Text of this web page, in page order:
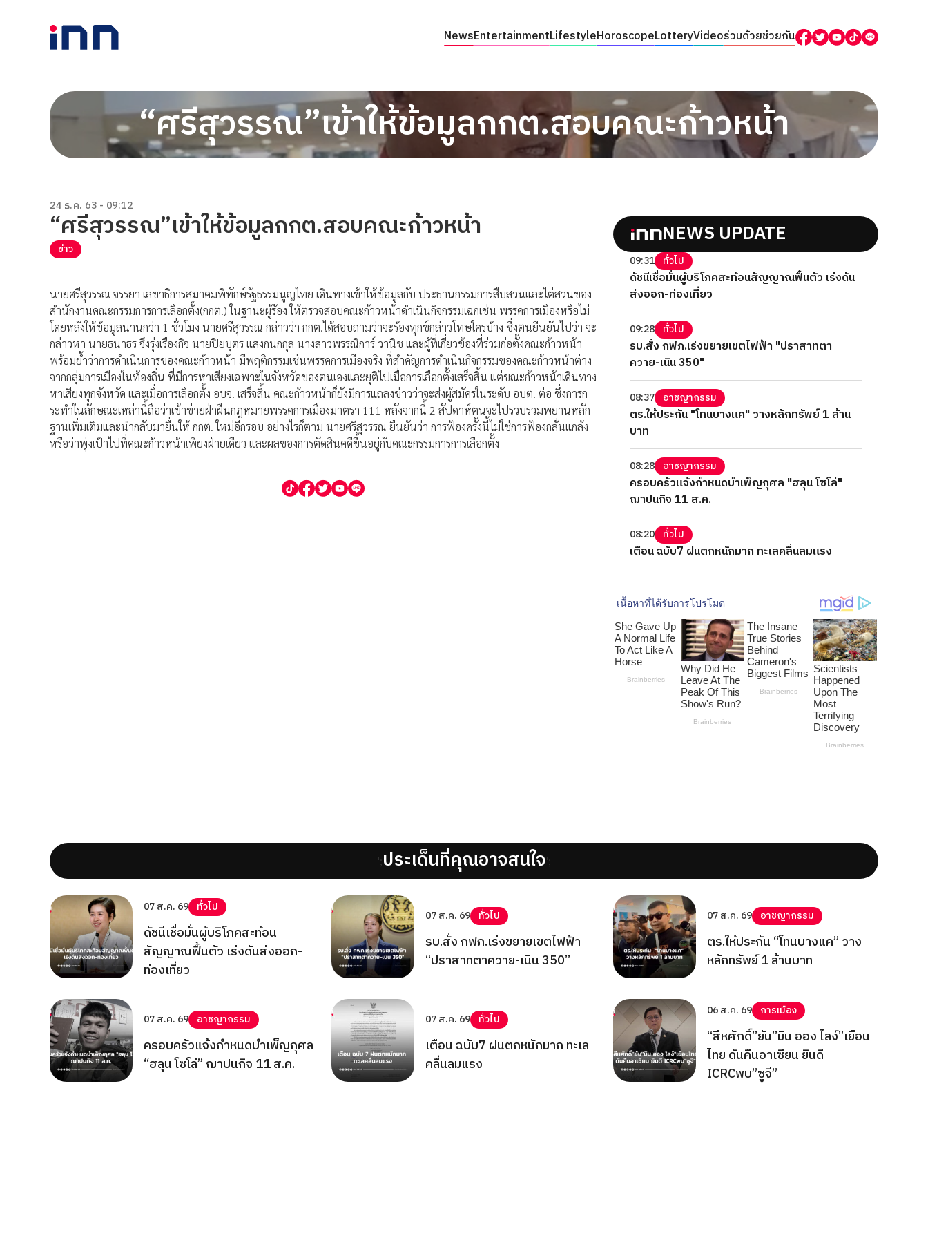
NewsEntertainmentLifestyleHoroscopeLotteryVideoร่วมด้วยช่วยกัน
“ศรีสุวรรณ”เข้าให้ข้อมูลกกต.สอบคณะก้าวหน้า
24 ธ.ค. 63 - 09:12
“ศรีสุวรรณ”เข้าให้ข้อมูลกกต.สอบคณะก้าวหน้า
ข่าว
นายศรีสุวรรณ จรรยา เลขาธิการสมาคมพิทักษ์รัฐธรรมนูญไทย เดินทางเข้าให้ข้อมูลกับ ประธานกรรมการสืบสวนและไต่สวนของ
สำนักงานคณะกรรมการการเลือกตั้ง(กกต.) ในฐานะผู้ร้อง ให้ตรวจสอบคณะก้าวหน้าดำเนินกิจกรรมเฉกเช่น พรรคการเมืองหรือไม่
โดยหลังให้ข้อมูลนานกว่า 1 ชั่วโมง นายศรีสุวรรณ กล่าวว่า กกต.ได้สอบถามว่าจะร้องทุกข์กล่าวโทษใครบ้าง ซึ่งตนยืนยันไปว่า จะ
กล่าวหา นายธนาธร จึงรุ่งเรืองกิจ นายปิยบุตร แสงกนกกุล นางสาวพรรณิการ์ วานิช และผู้ที่เกี่ยวข้องที่ร่วมก่อตั้งคณะก้าวหน้า
พร้อมย้ำว่าการดำเนินการของคณะก้าวหน้า มีพฤติกรรมเช่นพรรคการเมืองจริง ที่สำคัญการดำเนินกิจกรรมของคณะก้าวหน้าต่าง
จากกลุ่มการเมืองในท้องถิ่น ที่มีการหาเสียงเฉพาะในจังหวัดของตนเองและยุติไปเมื่อการเลือกตั้งเสร็จสิ้น แต่ขณะก้าวหน้าเดินทาง
หาเสียงทุกจังหวัด และเมื่อการเลือกตั้ง อบจ. เสร็จสิ้น คณะก้าวหน้าก็ยังมีการแถลงข่าวว่าจะส่งผู้สมัครในระดับ อบต. ต่อ ซึ่งการก
ระทำในลักษณะเหล่านี้ถือว่าเข้าข่ายฝ่าฝืนกฎหมายพรรคการเมืองมาตรา 111 หลังจากนี้ 2 สัปดาห์ตนจะไปรวบรวมพยานหลัก
ฐานเพิ่มเติมและนำกลับมายื่นให้ กกต. ใหม่อีกรอบ อย่างไรก็ตาม นายศรีสุวรรณ ยืนยันว่า การฟ้องครั้งนี้ไม่ใช่การฟ้องกลั่นแกล้ง
หรือว่าพุ่งเป้าไปที่คณะก้าวหน้าเพียงฝ่ายเดียว และผลของการตัดสินคดีขึ้นอยู่กับคณะกรรมการการเลือกตั้ง
NEWS UPDATE
09:31 ทั่วไป
ดัชนีเชื่อมั่นผู้บริโภคสะท้อนสัญญาณฟื้นตัว เร่งดัน
ส่งออก-ท่องเที่ยว
09:28 ทั่วไป
รบ.สั่ง กฟภ.เร่งขยายเขตไฟฟ้า "ปราสาทตา
ควาย-เนิน 350"
08:37 อาชญากรรม
ตร.ให้ประกัน "โทนบางแค" วางหลักทรัพย์ 1 ล้าน
บาท
08:28 อาชญากรรม
ครอบครัวแจ้งกำหนดบำเพ็ญกุศล "ฮลุน โซโล่"
ฌาปนกิจ 11 ส.ค.
08:20 ทั่วไป
เตือน ฉบับ7 ฝนตกหนักมาก ทะเลคลื่นลมแรง
';ประเด็นที่คุณอาจสนใจ';
07 ส.ค. 69 ทั่วไป
ดัชนีเชื่อมั่นผู้บริโภคสะท้อน
สัญญาณฟื้นตัว เร่งดันส่งออก-
ท่องเที่ยว
07 ส.ค. 69 ทั่วไป
รบ.สั่ง กฟภ.เร่งขยายเขตไฟฟ้า
“ปราสาทตาควาย-เนิน 350”
07 ส.ค. 69 อาชญากรรม
ตร.ให้ประกัน “โทนบางแค” วาง
หลักทรัพย์ 1 ล้านบาท
07 ส.ค. 69 อาชญากรรม
ครอบครัวแจ้งกำหนดบำเพ็ญกุศล
“ฮลุน โซโล่” ฌาปนกิจ 11 ส.ค.
07 ส.ค. 69 ทั่วไป
เตือน ฉบับ7 ฝนตกหนักมาก ทะเล
คลื่นลมแรง
06 ส.ค. 69 การเมือง
“สีหศักดิ์”ยัน”มิน ออง ไลง์”เยือน
ไทย ดันคืนอาเซียน ยินดี
ICRCพบ”ซูจี”